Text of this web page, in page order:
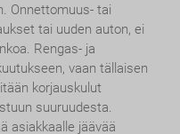
Onnettomuus- tai
tai uuden auton, ei
Rengas- ja
vaan tällaisen
korjauskulut
suuruudesta.
asiakkaalle jäävää